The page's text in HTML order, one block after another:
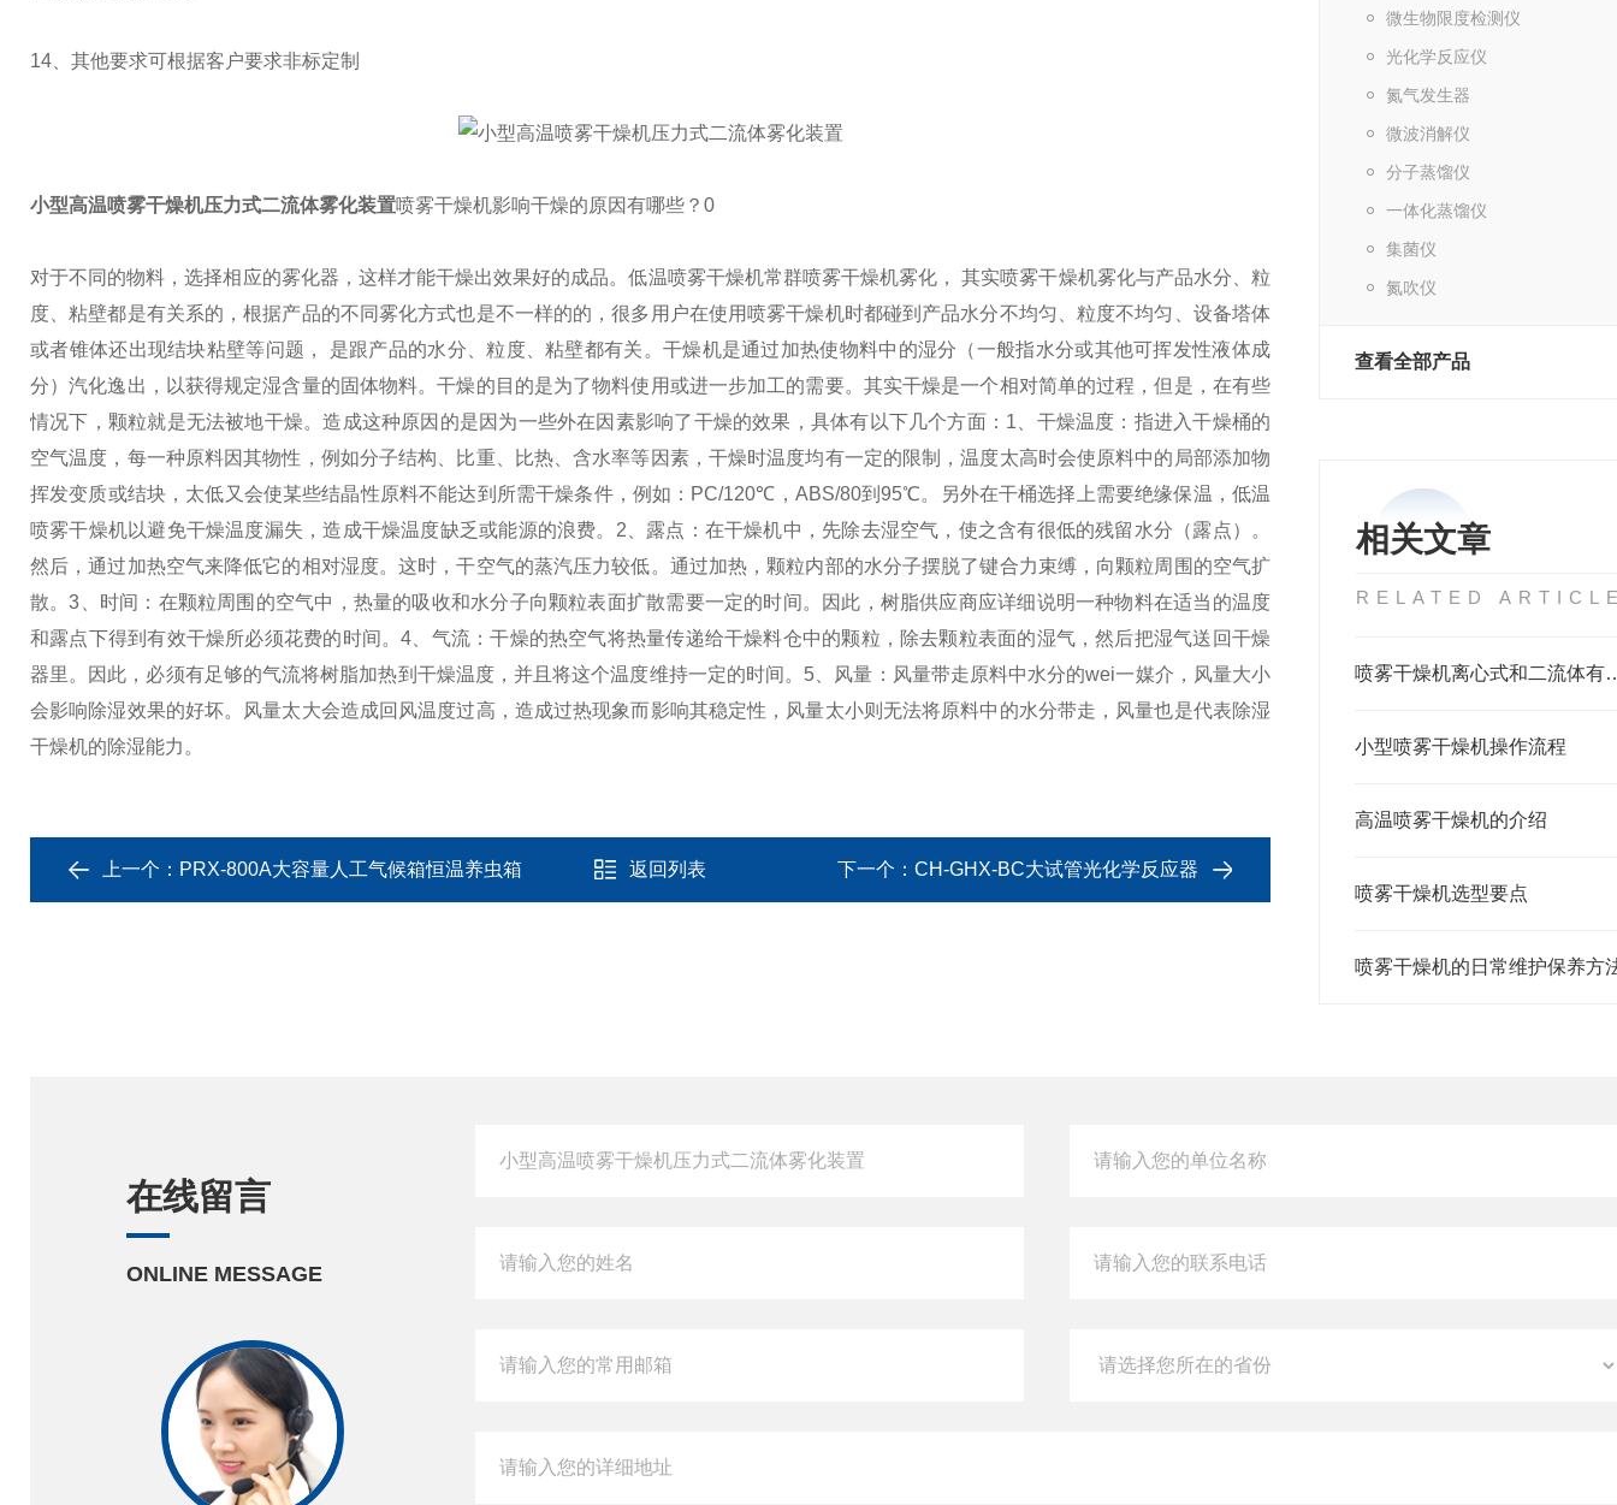
微生物限度检测仪
光化学反应仪
氮气发生器
微波消解仪
分子蒸馏仪
一体化蒸馏仪
集菌仪
氮吹仪
查看全部产品
相关文章
RELATED
喷雾干燥机离
小型喷雾干燥机操作流程
高温喷雾干燥机的介绍
喷雾干燥机选型要点
喷雾干燥机的日常维护保养方
14、其他要求可根据客户要求非标定制
小型高温喷雾干燥机压力式二流体雾化装置喷雾干燥机影响干燥的原因有哪些？0
对于不同的物料，选择相应的雾化器，这样才能干燥出效果好的成品。低温喷雾干燥机常群喷雾干燥机雾化， 其实喷雾干燥机雾化与产品水分、粒
度、粘壁都是有关系的，根据产品的不同雾化方式也是不一样的的，很多用户在使用喷雾干燥机时都碰到产品水分不均匀、粒度不均匀、设备塔体
或者锥体还出现结块粘壁等问题， 是跟产品的水分、粒度、粘壁都有关。 干燥机是通过加热使物料中的湿分（一般指水分或其他可挥发性液体成
分）汽化逸出，以获得规定湿含量的固体物料。干燥的目的是为了物料使用或进一步加工的需要。其实干燥是一个相对简单的过程，但是，在有些
情况下，颗粒就是无法被地干燥。造成这种原因的是因为一些外在因素影响了干燥的效果，具体有以下几个方面： 1、干燥温度：指进入干燥桶的
空气温度，每一种原料因其物性，例如分子结构、比重、比热、含水率等因素，干燥时温度均有一定的限制，温度太高时会使原料中的局部添加物
挥发变质或结块，太低又会使某些结晶性原料不能达到所需干燥条件，例如：PC/120℃，ABS/80到95℃。另外在干桶选择上需要绝缘保温，低温
喷雾干燥机以避免干燥温度漏失，造成干燥温度缺乏或能源的浪费。 2、露点：在干燥机中，先除去湿空气，使之含有很低的残留水分（露点）。
然后，通过加热空气来降低它的相对湿度。这时，干空气的蒸汽压力较低。通过加热，颗粒内部的水分子摆脱了键合力束缚，向颗粒周围的空气扩
散。3、时间：在颗粒周围的空气中，热量的吸收和水分子向颗粒表面扩散需要一定的时间。因此，树脂供应商应详细说明一种物料在适当的温度
和露点下得到有效干燥所必须花费的时间。4、气流：干燥的热空气将热量传递给干燥料仓中的颗粒，除去颗粒表面的湿气，然后把湿气送回干燥
器里。因此，必须有足够的气流将树脂加热到干燥温度，并且将这个温度维持一定的时间。 5、风量：风量带走原料中水分的wei一媒介，风量大小
会影响除湿效果的好坏。风量太大会造成回风温度过高，造成过热现象而影响其稳定性，风量太小则无法将原料中的水分带走，风量也是代表除湿
干燥机的除湿能力。
上一个： PRX-800A大容量人工气候箱恒温养虫箱 返回列表 下一个： CH-GHX-BC大试管光化学反应器
在线留言
ONLINE MESSAGE